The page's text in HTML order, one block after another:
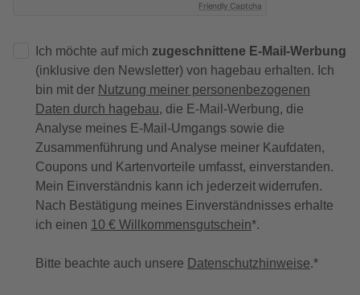
Friendly Captcha
Ich möchte auf mich zugeschnittene E-Mail-Werbung
(inklusive den Newsletter) von hagebau erhalten. Ich
bin mit der Nutzung meiner personenbezogenen
Daten durch hagebau, die E-Mail-Werbung, die
Analyse meines E-Mail-Umgangs sowie die
Zusammenführung und Analyse meiner Kaufdaten,
Coupons und Kartenvorteile umfasst, einverstanden.
Mein Einverständnis kann ich jederzeit widerrufen.
Nach Bestätigung meines Einverständnisses erhalte
ich einen 10 € Willkommensgutschein*.
Bitte beachte auch unsere Datenschutzhinweise.